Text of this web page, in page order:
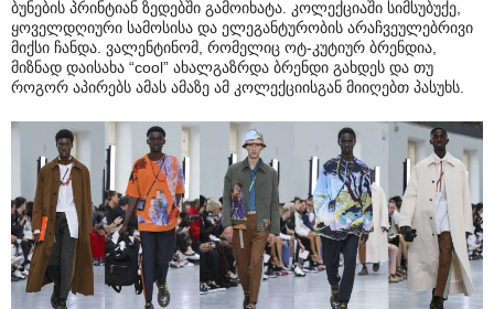
ბუნების პრინტიან ზედებში გამოიხატა. კოლექციაში სიმსუბუქე,
ყოველდღიური სამოსისა და ელეგანტურობის არაჩვეულებრივი
მიქსი ჩანდა. ვალენტინომ, რომელიც ოტ-კუტიურ ბრენდია,
მიზნად დაისახა “cool” ახალგაზრდა ბრენდი გახდეს და თუ
როგორ აპირებს ამას ამაზე ამ კოლექციისგან მიიღებთ პასუხს.